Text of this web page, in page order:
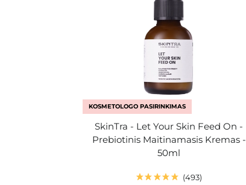
KOSMETOLOGO PASIRINKIMAS
SkinTra - Let Your Skin Feed On -
Prebiotinis Maitinamasis Kremas -
50ml
493